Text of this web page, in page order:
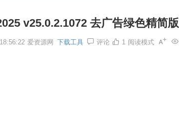
v25.0.2.1072 去广告绿色精简版
爱资源网 下载工具 评论 1 阅读模式